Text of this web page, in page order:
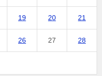
19 20 21
26 27 28